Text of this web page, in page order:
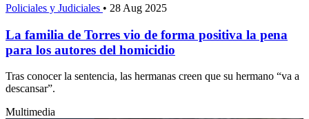
Policiales y Judiciales • 28 Aug 2025
La familia de Torres vio de forma positiva la pena
para los autores del homicidio
Tras conocer la sentencia, las hermanas creen que su hermano “va a
descansar”.
Multimedia